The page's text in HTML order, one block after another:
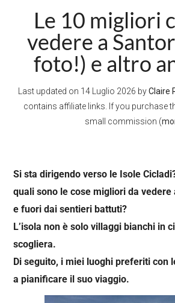
Le 10 migliori
vedere a
foto!) e altro
Last updated on 14 Luglio 2026 byClaire
contains affiliate links. If you purchase
small commission (
Si sta dirigendo verso le Isole
quali sono le cose migliori da
e fuori dai sentieri battuti?
L’isola non è solo villaggi bianchi in
scogliera.
Di seguito, i miei luoghi preferiti con
a pianificare il suo viaggio.